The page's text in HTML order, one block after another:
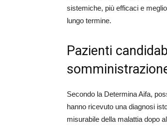
sistemiche, più efficaci e
lungo termine.
Pazienti
Secondo la Determina Aifa,
hanno ricevuto una diagnosi
misurabile della malattia dopo